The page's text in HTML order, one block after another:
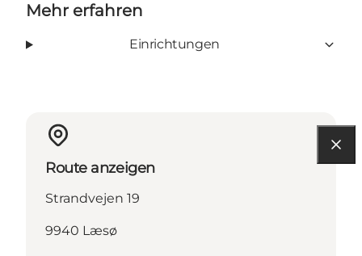
Mehr erfahren
Einrichtungen
Route anzeigen
Strandvejen 19
9940 Læsø